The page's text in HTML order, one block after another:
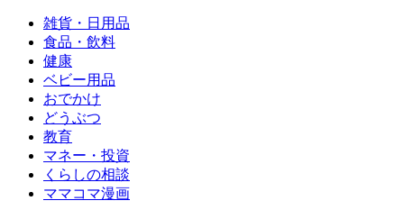
雑貨・日用品
食品・飲料
健康
ベビー用品
おでかけ
どうぶつ
教育
マネー・投資
くらしの相談
ママコマ漫画